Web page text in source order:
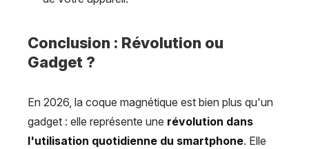
Conclusion : Révolution ou
Gadget ?
En 2026, la coque magnétique est bien plus qu'un
gadget : elle représente une révolution dans
l'utilisation quotidienne du smartphone. Elle